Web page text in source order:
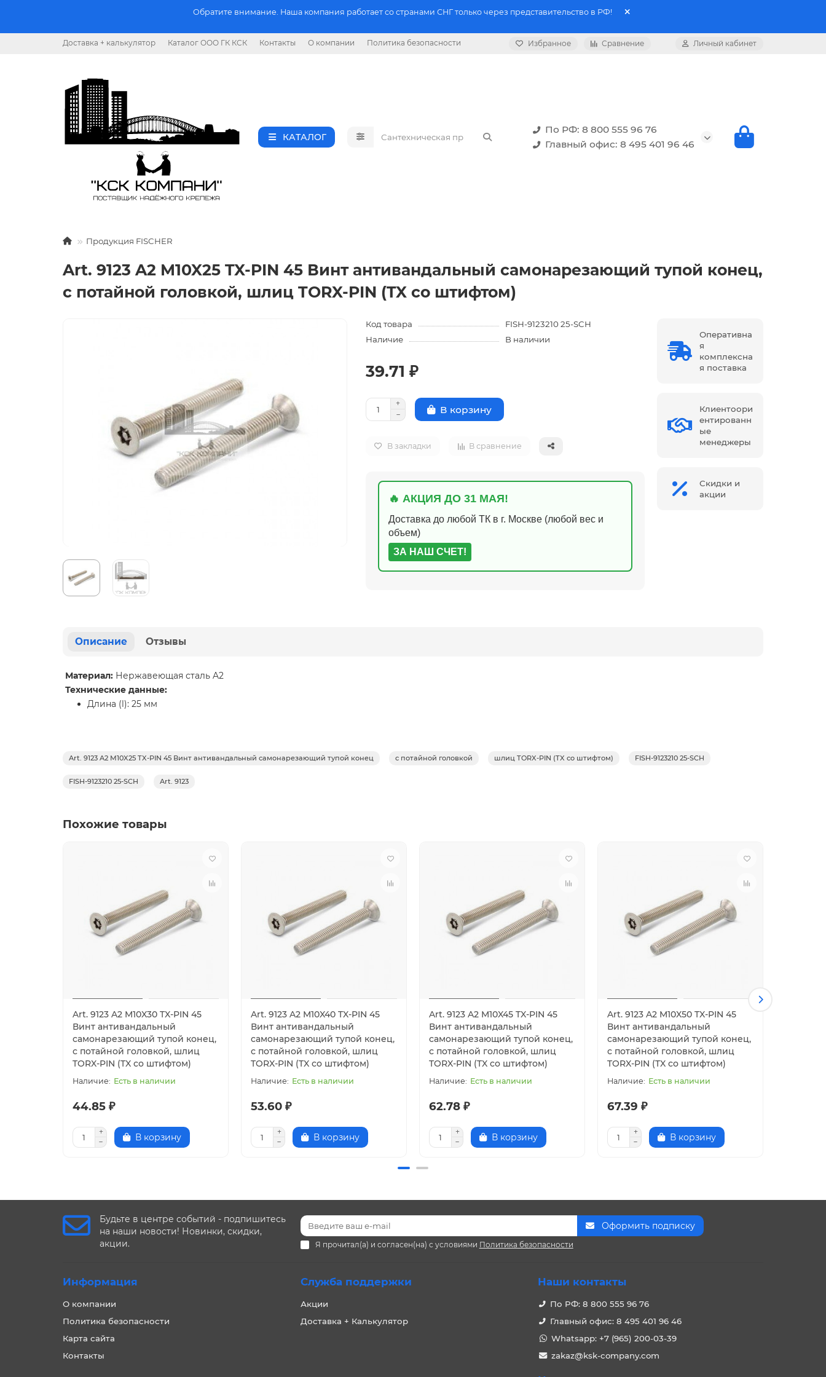
Обратите внимание. Наша компания работает со странами СНГ только через представительство в РФ!
Доставка + калькулятор Каталог ООО ГК КСК Контакты О компании Политика безопасности Избранное Сравнение Личный кабинет
КАТАЛОГ
По РФ: 8 800 555 96 76
Главный офис: 8 495 401 96 46
Продукция FISCHER
Art. 9123 A2 M10X25 TX-PIN 45 Винт антивандальный самонарезающий тупой конец,
с потайной головкой, шлиц TORX-PIN (TX со штифтом)
Код товара
FISH-9123210 25-SCH
Наличие
В наличии
39.71 ₽
В корзину
В закладки В сравнение
🔥 АКЦИЯ ДО 31 МАЯ!
Доставка до любой ТК в г. Москве (любой вес и
объем)
ЗА НАШ СЧЕТ!
Оперативна
я
комплексна
я поставка
Клиентоори
ентированн
ые
менеджеры
Скидки и
акции
Описание Отзывы
Материал: Нержавеющая сталь A2
Технические данные:
Длина (l): 25 мм
Art. 9123 A2 M10X25 TX-PIN 45 Винт антивандальный самонарезающий тупой конец с потайной головкой шлиц TORX-PIN (TX со штифтом) FISH-9123210 25-SCH
FISH-9123210 25-SCH Art. 9123
Похожие товары
Art. 9123 A2 M10X30 TX-PIN 45
Винт антивандальный
самонарезающий тупой конец,
с потайной головкой, шлиц
TORX-PIN (TX со штифтом)
Есть в наличии
44.85 ₽
В корзину
Art. 9123 A2 M10X40 TX-PIN 45
Винт антивандальный
самонарезающий тупой конец,
с потайной головкой, шлиц
TORX-PIN (TX со штифтом)
Есть в наличии
53.60 ₽
В корзину
Art. 9123 A2 M10X45 TX-PIN 45
Винт антивандальный
самонарезающий тупой конец,
с потайной головкой, шлиц
TORX-PIN (TX со штифтом)
Есть в наличии
62.78 ₽
В корзину
Art. 9123 A2 M10X50 TX-PIN 45
Винт антивандальный
самонарезающий тупой конец,
с потайной головкой, шлиц
TORX-PIN (TX со штифтом)
Есть в наличии
67.39 ₽
В корзину
Будьте в центре событий - подпишитесь
на наши новости! Новинки, скидки,
акции.
Оформить подписку
Я прочитал(а) и согласен(на) с условиями Политика безопасности
Информация
О компании
Политика безопасности
Карта сайта
Контакты
Служба поддержки
Акции
Доставка + Калькулятор
Наши контакты
По РФ: 8 800 555 96 76
Главный офис: 8 495 401 96 46
Whatsapp: +7 (965) 200-03-39
zakaz@ksk-company.com